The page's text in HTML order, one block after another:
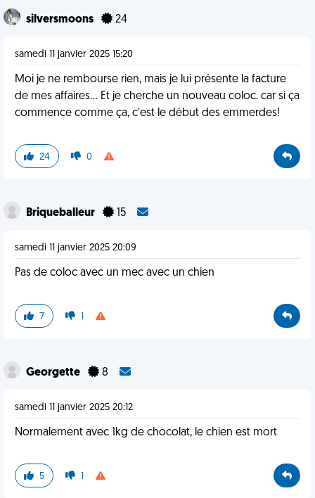
silversmoons 24
samedi 11 janvier 2025 15:20
Moi je ne rembourse rien, mais je lui présente la facture
de mes affaires... Et je cherche un nouveau coloc. car si ça
commence comme ça, c'est le début des emmerdes!
24 0
Briqueballeur 15
samedi 11 janvier 2025 20:09
Pas de coloc avec un mec avec un chien
7 1
Georgette 8
samedi 11 janvier 2025 20:12
Normalement avec 1kg de chocolat, le chien est mort
5 1